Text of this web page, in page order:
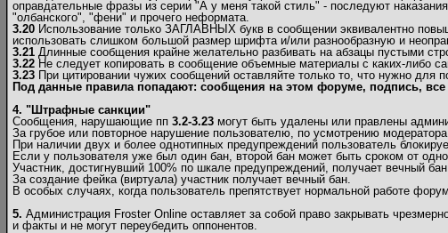
оправдательные фразы из серии "А у меня такой стиль" - последуют
"олбанского", "фени" и прочего неформата.
3.20 Использование только ЗАГЛАВНЫХ букв в сообщении эквивалентно
использовать слишком большой размер шрифта и/или разнообразную и
3.21 Длинные сообщения крайне желательно разбивать на абзацы пустыми
3.22 Не следует копировать в сообщение объемные материалы c каких-либо
3.23 При цитировании чужих сообщений оставляйте только то, что нужно для
Под данные правила попадают: сообщения на этом форуме, подпись,
4. "Штрафные санкции"
Сообщения, нарушающие пп 3.2-3.23 могут быть удалены или правлены
За грубое или повторное нарушение пользователю, по усмотрению
При наличии двух и более однотипных предупреждений пользователь
Если у пользователя уже был один бан, второй бан может быть сроком от
Участник, достигнувший 100% по шкале предупреждений, получает вечный
За создание фейка (виртуала) участник получает вечный бан.
В особых случаях, когда пользователь препятствует нормальной работе
5. Администрация Froster Online оставляет за собой право закрывать
и факты и не могут переубедить оппонентов.